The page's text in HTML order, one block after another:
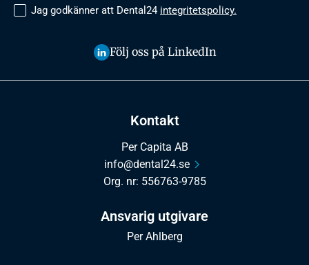
Kontakt
Per Capita AB
info@dental24.se
Org. nr: 556763-9785
Ansvarig utgivare
Per Ahlberg
Jag godkänner att Dental24 integritetspolicy.
Följ oss på LinkedIn